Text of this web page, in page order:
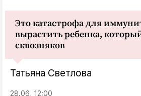
Это катастрофа для
вырастить ребенка,
сквозняков
Татьяна Светлова
28.06, 12:00